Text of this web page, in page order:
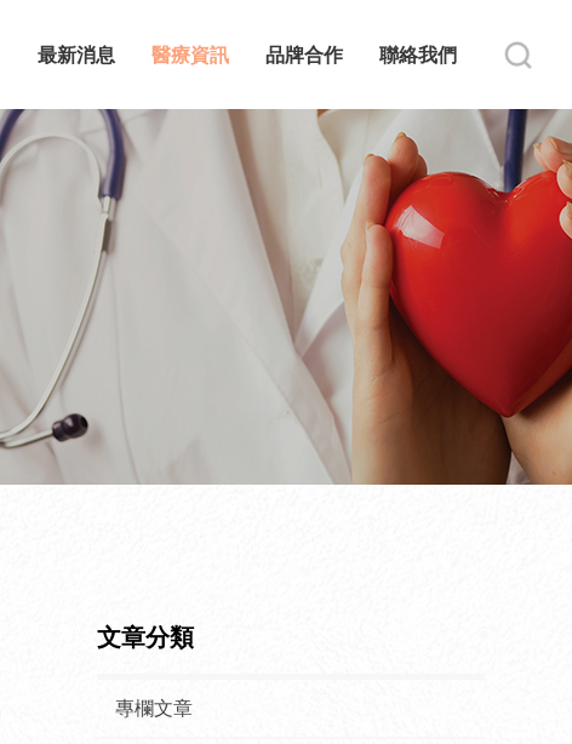
最新消息 醫療資訊 品牌合作 聯絡我們
文章分類
專欄文章